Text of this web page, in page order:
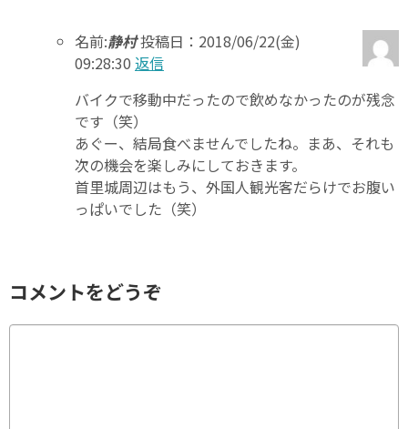
名前:静村投稿日：2018/06/22(金)
09:28:30 返信
バイクで移動中だったので飲めなかったのが残念
です（笑）
あぐー、結局食べませんでしたね。まあ、それも
次の機会を楽しみにしておきます。
首里城周辺はもう、外国人観光客だらけでお腹い
っぱいでした（笑）
コメントをどうぞ